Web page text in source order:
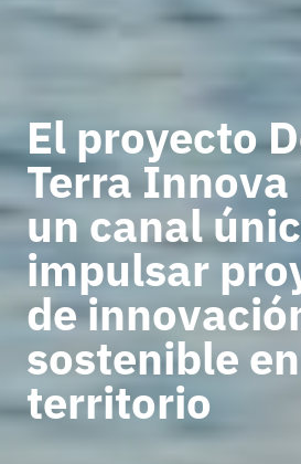
El proyecto
Terra
un canal
impulsar
de
sostenible
territorio